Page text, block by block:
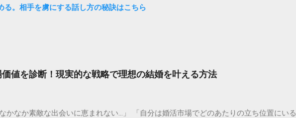
る。相手を虜にする話し方の秘訣はこちら
値を診断！現実的な戦略で理想の結婚を叶える方法
かなか素敵な出会いに恵まれない…」 「自分は婚活市場でどのあたりの立ち位置にいる